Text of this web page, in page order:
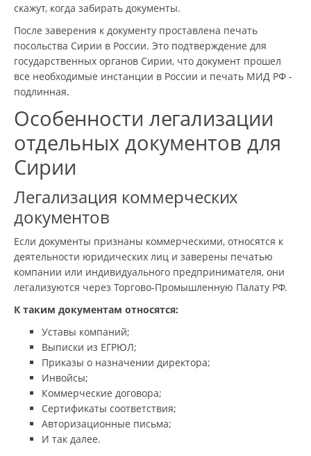
скажут, когда забирать документы.
После заверения к документу проставлена печать
посольства Сирии в России. Это подтверждение для
государственных органов Сирии, что документ прошел
все необходимые инстанции в России и печать МИД РФ -
подлинная.
Особенности легализации
отдельных документов для
Сирии
Легализация коммерческих
документов
Если документы признаны коммерческими, относятся к
деятельности юридических лиц и заверены печатью
компании или индивидуального предпринимателя, они
легализуются через Торгово-Промышленную Палату РФ.
К таким документам относятся:
Уставы компаний;
Выписки из ЕГРЮЛ;
Приказы о назначении директора;
Инвойсы;
Коммерческие договора;
Сертификаты соответствия;
Авторизационные письма;
И так далее.